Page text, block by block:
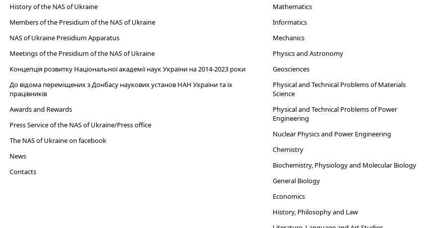
History of the NAS of Ukraine
Members of the Presidium of the NAS of Ukraine
NAS of Ukraine Presidium Apparatus​
Meetings of the Presidium of the NAS of Ukraine
Концепція розвитку Національної академії наук України на 2014-2023 роки
До відома переміщених з Донбасу наукових установ НАН України та їх
працівників
Awards and Rewards
Press Service of the NAS of Ukraine/Press office
The NAS of Ukraine on facebook
News
Сontacts
Mathematics
Informatics
Mechanics
Physics and Astronomy
Geosciences
Physical and Technical Problems of Materials
Science
Physical and Technical Problems of Power
Engineering
Nuclear Physics and Power Engineering
Chemistry
Biochemistry, Physiology and Molecular Biology
General Biology
Economics
History, Philosophy and Law